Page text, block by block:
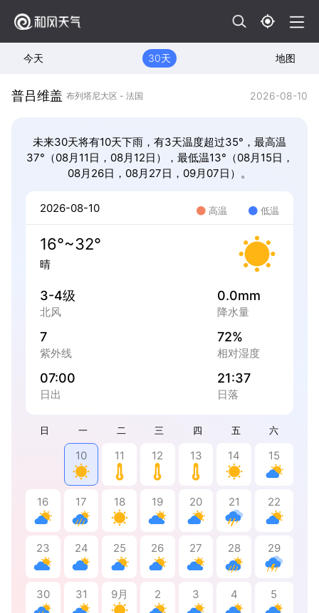
今天 30天 地图
普吕维盖 布列塔尼大区 - 法国 2026-08-10
未来30天将有10天下雨，有3天温度超过35°，最高温
37°（08月11日，08月12日），最低温13°（08月15日，
08月26日，08月27日，09月07日）。
日 一 二 三 四 五 六
10 11 12 13 14 15
16 17 18 19 20 21 22
23 24 25 26 27 28 29
30 31 9月 2 3 4 5
2026-08-10 高温 低温
16°~32°
晴
3-4级
北风
0.0mm
降水量
7
紫外线
72%
相对湿度
07:00
日出
21:37
日落